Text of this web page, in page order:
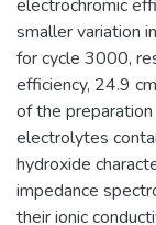
electrochromic
smaller variation
for cycle 3000,
efficiency, 24.9
of the
electrolytes
hydroxide
impedance
their ionic